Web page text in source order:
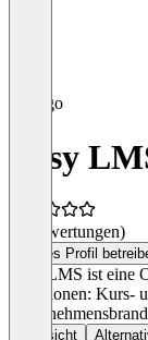
Easy
(0 Bewertungen)
Dieses Profil
Easy LMS ist eine
Funktionen: Kurs-
Übersicht